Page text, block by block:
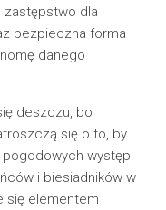
zastępstwo dla
bezpieczna forma
danego
deszczu, bo
się o to, by
występ
i biesiadników w
się elementem